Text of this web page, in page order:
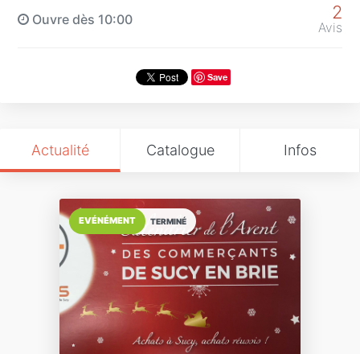
Ouvre dès 10:00 2
Avis
Save
Actualité Catalogue Infos
TERMINÉ
EVÉNÉMENT